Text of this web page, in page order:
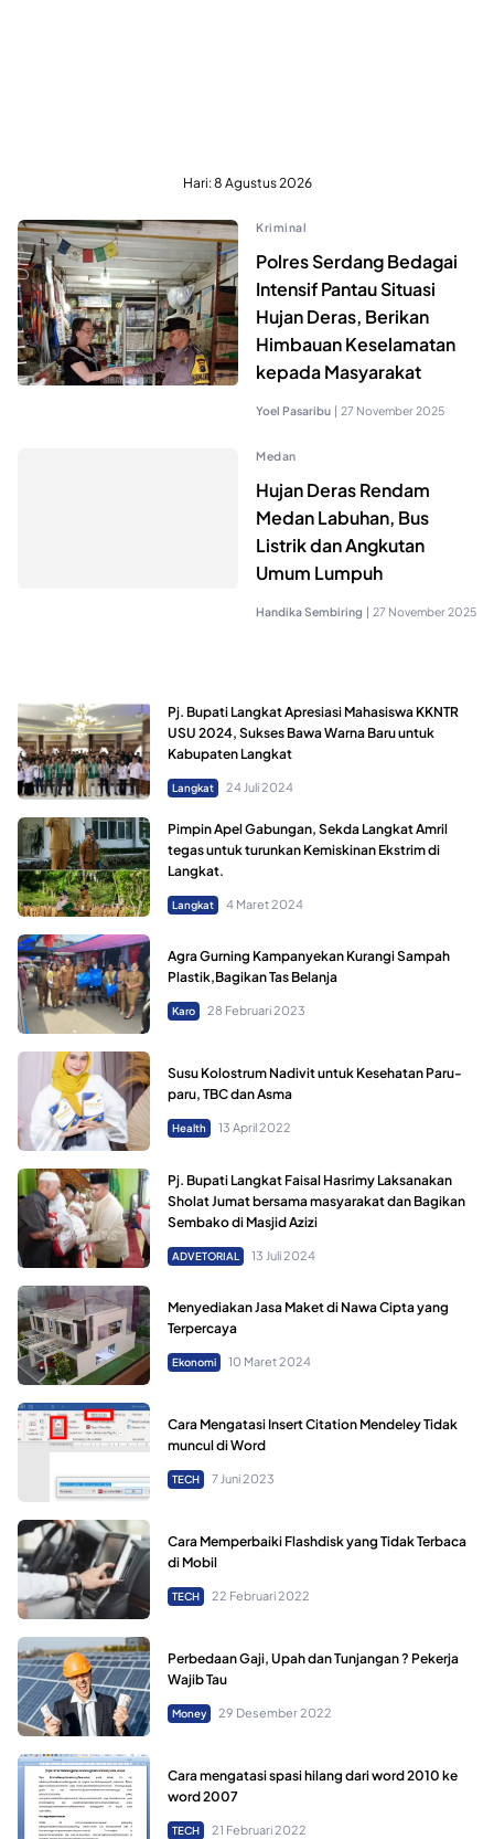
Hari:8 Agustus 2026
Kriminal
Polres Serdang Bedagai
Intensif Pantau Situasi
Hujan Deras, Berikan
Himbauan Keselamatan
kepada Masyarakat
Yoel Pasaribu | 27 November 2025
Medan
Hujan Deras Rendam
Medan Labuhan, Bus
Listrik dan Angkutan
Umum Lumpuh
Handika Sembiring | 27 November 2025
Pj. Bupati Langkat Apresiasi Mahasiswa KKNTR
USU 2024, Sukses Bawa Warna Baru untuk
Kabupaten Langkat
Langkat 24 Juli 2024
Pimpin Apel Gabungan, Sekda Langkat Amril
tegas untuk turunkan Kemiskinan Ekstrim di
Langkat.
Langkat 4 Maret 2024
Agra Gurning Kampanyekan Kurangi Sampah
Plastik,Bagikan Tas Belanja
Karo 28 Februari 2023
Susu Kolostrum Nadivit untuk Kesehatan Paru-
paru, TBC dan Asma
Health 13 April 2022
Pj. Bupati Langkat Faisal Hasrimy Laksanakan
Sholat Jumat bersama masyarakat dan Bagikan
Sembako di Masjid Azizi
ADVETORIAL 13 Juli 2024
Menyediakan Jasa Maket di Nawa Cipta yang
Terpercaya
Ekonomi 10 Maret 2024
Cara Mengatasi Insert Citation Mendeley Tidak
muncul di Word
TECH 7 Juni 2023
Cara Memperbaiki Flashdisk yang Tidak Terbaca
di Mobil
TECH 22 Februari 2022
Perbedaan Gaji, Upah dan Tunjangan ? Pekerja
Wajib Tau
Money 29 Desember 2022
Cara mengatasi spasi hilang dari word 2010 ke
word 2007
TECH 21 Februari 2022